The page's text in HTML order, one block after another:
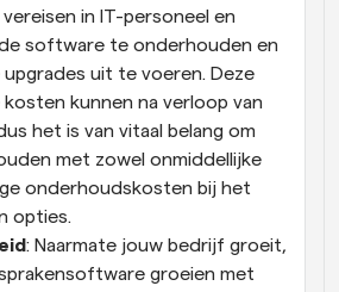
in IT-personeel en
software te onderhouden en
uit te voeren. Deze
kunnen na verloop van
het is van vitaal belang om
met zowel onmiddellijke
onderhoudskosten bij het
opties.
: Naarmate jouw bedrijf groeit,
groeien met